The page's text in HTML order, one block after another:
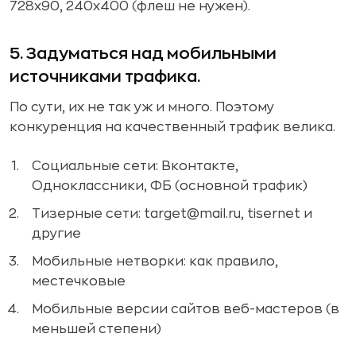
728х90, 240х400 (флеш не нужен).
5. Задуматься над мобильными
источниками трафика.
По сути, их не так уж и много. Поэтому
конкуренция на качественный трафик велика.
Социальные сети: Вконтакте,
Одноклассники, ФБ (основной трафик)
Тизерные сети: target@mail.ru, tisernet и
другие
Мобильные нетворки: как правило,
местечковые
Мобильные версии сайтов веб-мастеров (в
меньшей степени)